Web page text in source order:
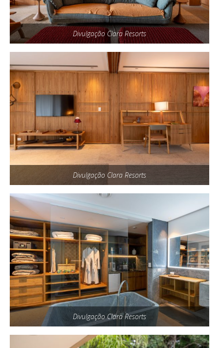
Divulgação Clara Resorts
Divulgação Clara Resorts
Divulgação Clara Resorts